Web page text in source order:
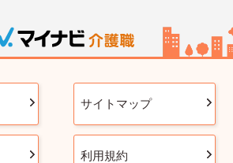
サイトマップ
利用規約